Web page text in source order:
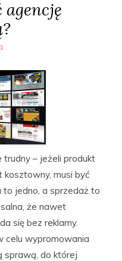
agencję
– jeżeli produkt
musi być
to jedno, a sprzedaż to
że nawet
się bez reklamy.
celu wypromowania
sprawą, do której